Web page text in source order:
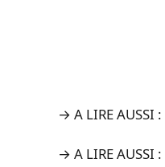
→ A LIRE AUSSI :
→ A LIRE AUSSI :